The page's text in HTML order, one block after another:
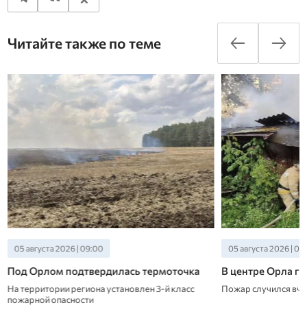
Читайте также по теме
05 августа 2026 | 09:00
Под Орлом подтвердилась термоточка
На территории региона установлен 3-й класс
пожарной опасности
05 августа 2026 |
В центре Орла
Пожар случился